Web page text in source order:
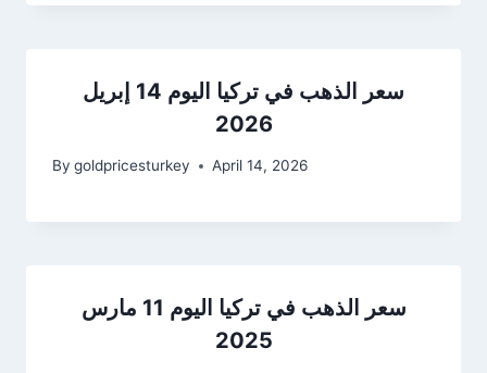
سعر الذهب في تركيا اليوم 14 إبريل
2026
By goldpricesturkey April 14, 2026
سعر الذهب في تركيا اليوم 11 مارس
2025